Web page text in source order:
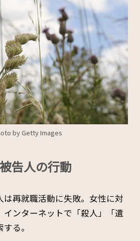
by Getty Images
告人の行動
は再就職活動に失敗。女性に対
インターネットで「殺人」「遺
る。